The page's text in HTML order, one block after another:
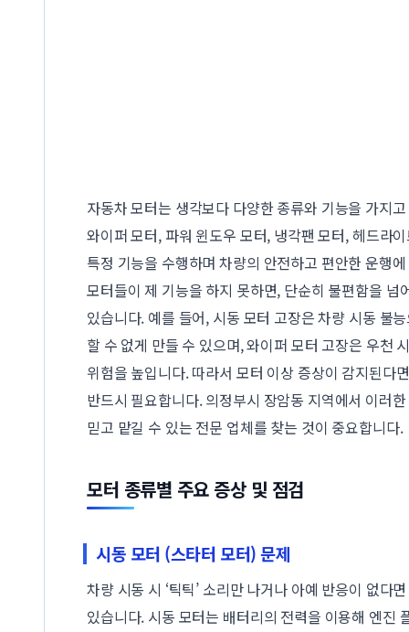
자동차 모터는 생각보다 다양한 종류와 기능을 가지
와이퍼 모터, 파워 윈도우 모터, 냉각팬 모터, 헤드라
특정 기능을 수행하며 차량의 안전하고 편안한 운행
모터들이 제 기능을 하지 못하면, 단순히 불편함을 넘
있습니다. 예를 들어, 시동 모터 고장은 차량 시동 불
할 수 없게 만들 수 있으며, 와이퍼 모터 고장은 우천
위험을 높입니다. 따라서 모터 이상 증상이 감지된다
반드시 필요합니다. 의정부시 장암동 지역에서 이러
믿고 맡길 수 있는 전문 업체를 찾는 것이 중요합니다.
모터 종류별 주요 증상 및 점검
시동 모터 (스타터 모터) 문제
차량 시동 시 ‘틱틱’ 소리만 나거나 아예 반응이 없다
있습니다. 시동 모터는 배터리의 전력을 이용해 엔진